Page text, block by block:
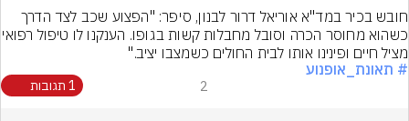
מציל חיים ופינינו אותו לבית החולים כשמצבו יציב."
# תאונת_אופנוע
2 1 תגובות